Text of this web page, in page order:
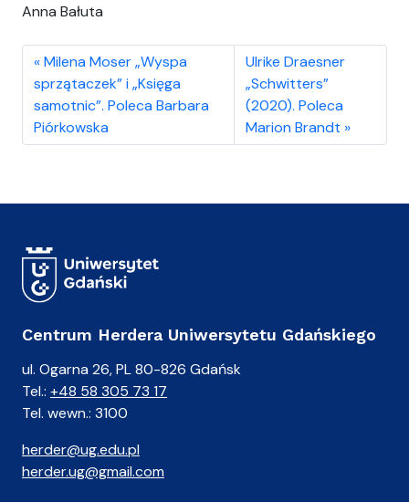
Anna Bałuta
Milena Moser „Wyspa
sprzątaczek” i „Księga
samotnic”. Poleca Barbara
Piórkowska
Ulrike Draesner
„Schwitters”
(2020). Poleca
Marion Brandt
Centrum Herdera Uniwersytetu Gdańskiego
ul. Ogarna 26, PL 80-826 Gdańsk
Tel.: +48 58 305 73 17
Tel. wewn.: 3100
herder@ug.edu.pl
herder.ug@gmail.com